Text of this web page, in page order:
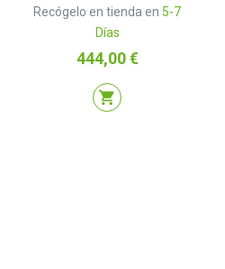
Recógelo en tienda en 5-7
Días
Precio
444,00 €
shopping_cart